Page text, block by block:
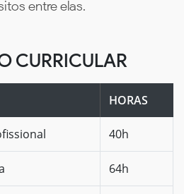
entre elas.
CURRICULAR
HORAS
40h
64h